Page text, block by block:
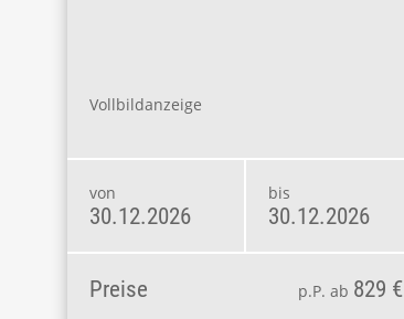
Vollbildanzeige
von
30.12.2026
bis
30.12.2026
Preise p.P. ab 829 €